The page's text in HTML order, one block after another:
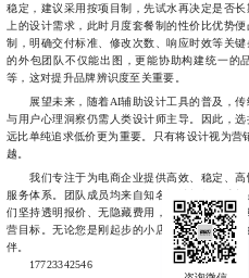
稳定，建议采用按项目制，先试水再决定是否
上的设计需求，此时月度套餐制的性价比优势
制，明确交付标准、修改次数、响应时效等关
的外包团队不仅能出图，更能协助构建统一的
等，这对提升品牌辨识度至关重要。
展望未来，随着AI辅助设计工具的普及，传
与用户心理洞察仍需人类设计师主导。因此，
远比单纯追求低价更为重要。只有将设计视为营
越。
我们专注于为电商企业提供高效、稳定、高
服务体系。团队成员均来自知名设计机构，擅
们坚持透明报价、无隐藏费用，并提供专属客
营目标。无论您是刚起步的小店，还是年销千
伴。
17723342546